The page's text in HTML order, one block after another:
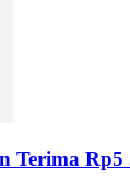
Terima